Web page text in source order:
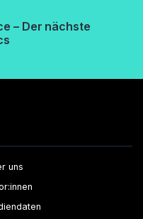
– Der nächste
uns